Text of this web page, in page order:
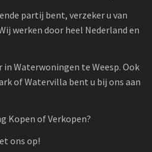
partij bent, verzeker u van
werken door heel Nederland en
in Waterwoningen te Weesp. Ook
of Watervilla bent u bij ons aan
Kopen of Verkopen?
ons op!